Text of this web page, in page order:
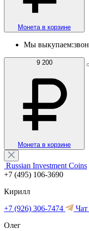
Монета в корзине
Мы выкупаем:
9 200
Монета в корзине
Russian Investment Coins
+7 (495) 106-3690
Кирилл
+7 (926) 306-7474
Чат
Олег